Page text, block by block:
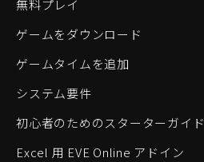
無料プレイ
ゲームをダウンロード
ゲームタイムを追加
システム要件
初心者のためのスターターガイド
Excel 用 EVE Online アドイン